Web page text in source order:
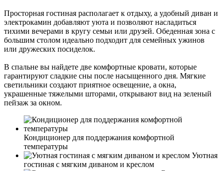
Просторная гостиная располагает к отдыху, а удобный диван и
электрокамин добавляют уюта и позволяют насладиться
тихими вечерами в кругу семьи или друзей. Обеденная зона с
большим столом идеально подходит для семейных ужинов
или дружеских посиделок.
В спальне вы найдете две комфортные кровати, которые
гарантируют сладкие сны после насыщенного дня. Мягкие
светильники создают приятное освещение, а окна,
украшенные тяжелыми шторами, открывают вид на зеленый
пейзаж за окном.
Кондиционер для поддержания комфортной
температуры
Уютная
гостиная с мягким диваном и креслом